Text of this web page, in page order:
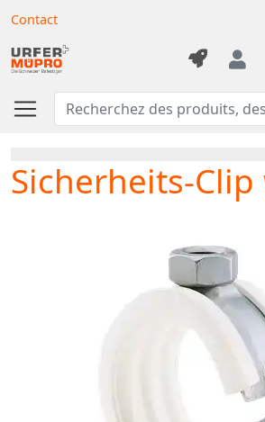
Contact
Sicherheits-Clip